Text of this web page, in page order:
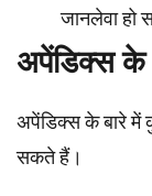
जानलेवा हो
अपेंडिक्स के
अपेंडिक्स के बारे में
सकते हैं।